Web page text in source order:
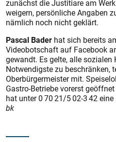
zunächst die Justitiare am
weigern, persönliche Angaben
nämlich noch nicht geklärt.
Pascal Bader hat sich bereits
Videobotschaft auf Facebook
gewandt. Es gelte, alle
Notwendigste zu beschränken,
Oberbürgermeister mit.
Gastro-Betriebe vorerst
hat unter 0 70 21/5 02-3 42
bk